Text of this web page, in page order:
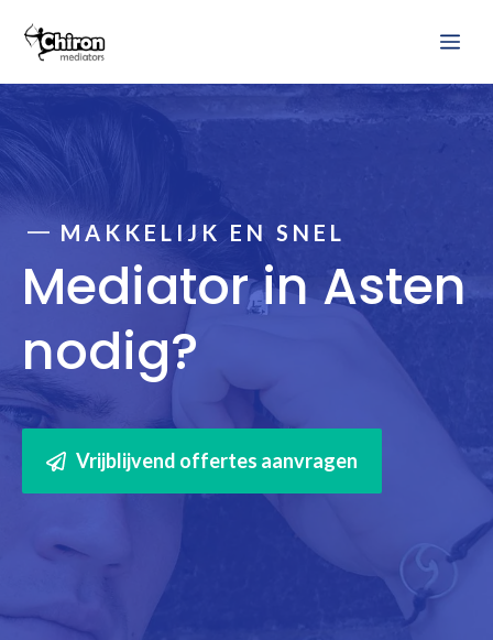
naar
MAKKELIJK EN SNEL
Mediator in Asten
nodig?
Vrijblijvend offertes aanvragen